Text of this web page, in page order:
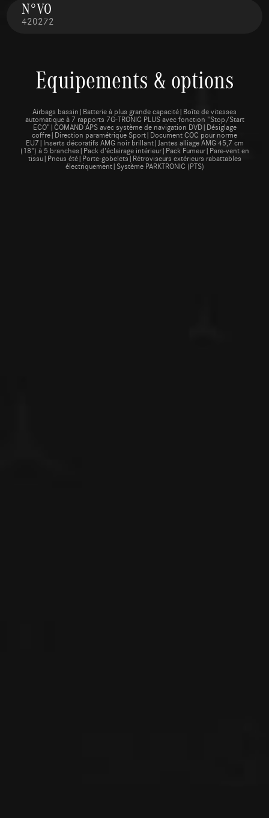
N°VO
420272
Equipements & options
Airbags bassin|Batterie à plus grande capacité|Boîte de vitesses
automatique à 7 rapports 7G-TRONIC PLUS avec fonction "Stop/Start
ECO"|COMAND APS avec système de navigation DVD|Désiglage
coffre|Direction paramétrique Sport|Document COC pour norme
EU7|Inserts décoratifs AMG noir brillant|Jantes alliage AMG 45,7 cm
(18") à 5 branches|Pack d'éclairage intérieur|Pack Fumeur|Pare-vent en
tissu|Pneus été|Porte-gobelets|Rétroviseurs extérieurs rabattables
électriquement|Système PARKTRONIC (PTS)